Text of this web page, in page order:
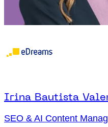
Irina Bautista
SEO & AI Content